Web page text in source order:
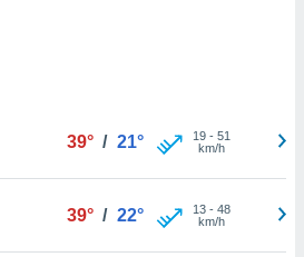
39° / 21° 19- 51
km/h
39° / 22° 13- 48
km/h